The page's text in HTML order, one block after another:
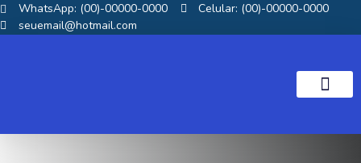
WhatsApp: (00)-00000-0000
Celular: (00)-00000-0000
seuemail@hotmail.com